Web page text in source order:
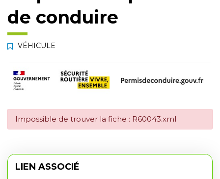
de conduire
VÉHICULE
Impossible de trouver la fiche : R60043.xml
LIEN ASSOCIÉ